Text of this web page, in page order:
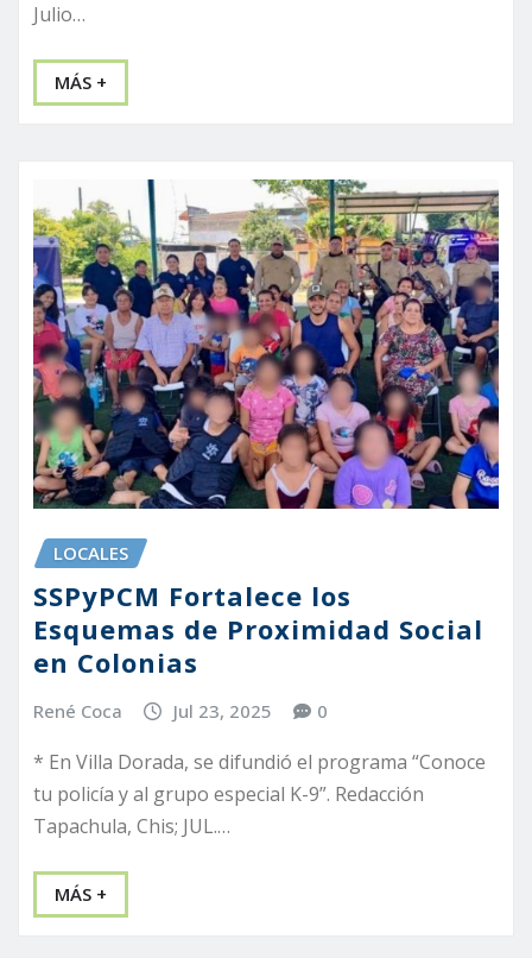
Julio…
MÁS +
LOCALES
SSPyPCM Fortalece los
Esquemas de Proximidad Social
en Colonias
René Coca Jul 23, 2025 0
* En Villa Dorada, se difundió el programa “Conoce
tu policía y al grupo especial K-9”. Redacción
Tapachula, Chis; JUL.…
MÁS +